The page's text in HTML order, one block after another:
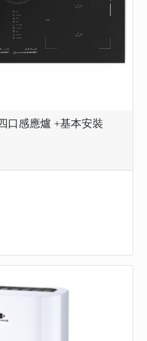
口感應爐 +基本安裝